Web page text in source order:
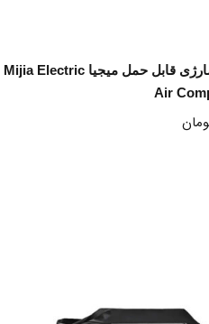
انتخاب گزینه ها پمپ باد شارژی قابل حمل میجیا Mijia Electric
Air